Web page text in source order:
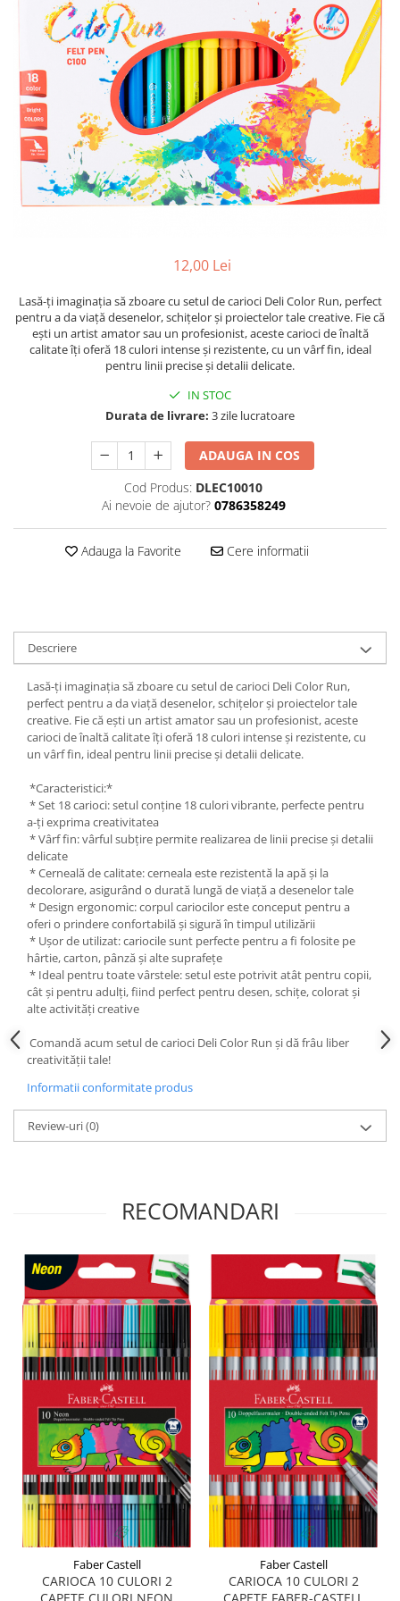
Suporti pictura
Blocuri pictura
Panza pe sasiu
Auxiliare pictura
Alte auxiliare
Auxiliare pictura in acrilic
Auxiliare pictura in tempera. guase
Auxiliare pictura in ulei
Grunduri
Accesorii pictura
Cutite pictura
Pahare pictura
Caiete A4
Caiete A5
Caiete Speciale
Coperte Plastic
Spirala
Capsatoare ,Decapsatoare,
Perforatoare
Carnetele
Creioane Colorate scoala
Creioane colorate acuarelabile
Foarfece/Cuttere si Produse de
taiere
Folii protectie , mape, dosare
Hartie Colorata
Hartie Creponata
Hartie Glasata
Creioane grafice
Cu stergere
Linere
Pixuri
Rollere
Stilouri
Laminatoare si accesorii
Liniare , truse geometrie
Lipici
Lipici Solid
Lipici Lichid
Markere si Carioci
Carioci
Markere
Markere Acrilice
Markere creta lichida
Markere Evidentiatoare Highlighter
Markere Permanente
Markere Whiteboard
Pensule scolare
Rezerve
Cerneala
Cerneala Calimara, Patroane
Markere
Table magnetice si de pluta
Ceasuri
Harti si Globuri
Lazi
Litere si cifre
Machete lemn
Puzzle 3D
Rame si suporti foto
12,00 Lei
Lasă-ți imaginația să zboare cu setul de carioci Deli Color Run, perfect
pentru a da viață desenelor, schițelor și proiectelor tale creative. Fie că
ești un artist amator sau un profesionist, aceste carioci de înaltă
calitate îți oferă 18 culori intense și rezistente, cu un vârf fin, ideal
pentru linii precise și detalii delicate.
IN STOC
Durata de livrare: 3 zile lucratoare
ADAUGA IN COS
Cod Produs: DLEC10010
Ai nevoie de ajutor? 0786358249
Adauga la Favorite Cere informatii
Descriere
Lasă-ți imaginația să zboare cu setul de carioci Deli Color Run,
perfect pentru a da viață desenelor, schițelor și proiectelor tale
creative. Fie că ești un artist amator sau un profesionist, aceste
carioci de înaltă calitate îți oferă 18 culori intense și rezistente, cu
un vârf fin, ideal pentru linii precise și detalii delicate.
*Caracteristici:*
* Set 18 carioci: setul conține 18 culori vibrante, perfecte pentru
a-ți exprima creativitatea
* Vârf fin: vârful subțire permite realizarea de linii precise și detalii
delicate
* Cerneală de calitate: cerneala este rezistentă la apă și la
decolorare, asigurând o durată lungă de viață a desenelor tale
* Design ergonomic: corpul cariocilor este conceput pentru a
oferi o prindere confortabilă și sigură în timpul utilizării
* Ușor de utilizat: cariocile sunt perfecte pentru a fi folosite pe
hârtie, carton, pânză și alte suprafețe
* Ideal pentru toate vârstele: setul este potrivit atât pentru copii,
cât și pentru adulți, fiind perfect pentru desen, schițe, colorat și
alte activități creative
Comandă acum setul de carioci Deli Color Run și dă frâu liber
creativității tale!
Informatii conformitate produs
Review-uri(0)
RECOMANDARI
Faber Castell
CARIOCA 10 CULORI 2
Faber Castell
CARIOCA 10 CULORI 2